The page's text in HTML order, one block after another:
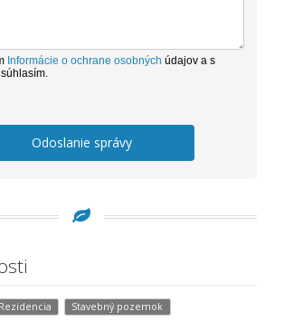
Informácie o ochrane osobných údajov a s
Odoslanie správy
Rezidencia Stavebný pozemok